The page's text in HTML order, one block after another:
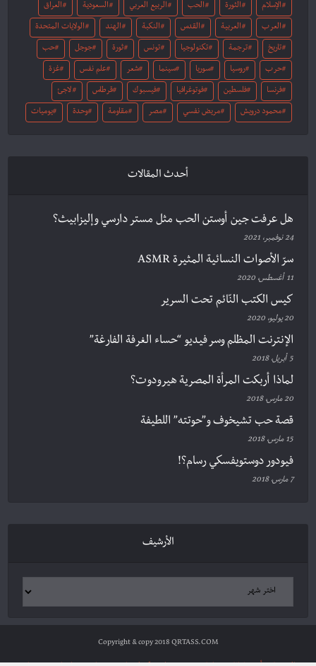
الإسلام الثورة الحب الربيع العربي السعودية العراق
العرب العربية القدس النكبة الهند الولايات المتحدة
تاريخ ترجمة تكنولوجيا تونس ثورة جوجل حب
حرب روسيا سوريا سينما شعر علم نفس غزة
فرنسا فلسطين فوتوغرافيا فيسبوك قرطاس لاجئ
محمود درويش مريض نفسي مصر مقاومة وحدة يوميات
أحدث المقالات
هل عرفت جين أوستن الحب مثل مستر دارسي وإليزابيث؟
24 نوفمبر، 2021
سرّ الأصوات النسائية المثيرة ASMR
11 أغسطس، 2020
كيس الكتب النّائم تحت السرير
20 يوليو، 2020
الإنترنت المظلم وسر فيديو “حساء الغرفة الفارغة”
5 أبريل، 2018
لماذا أربكت المرأة المصرية هيرودوت؟
20 مارس، 2018
قصة حب تشيخوف و”حوتته” اللطيفة
15 مارس، 2018
فيودور دوستويفسكي رسام؟!
7 مارس، 2018
الأرشيف
Copyright & copy 2018 QRTASS.COM